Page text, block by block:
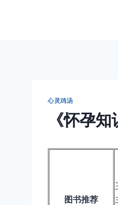
心灵鸡汤
《怀孕
图书推荐